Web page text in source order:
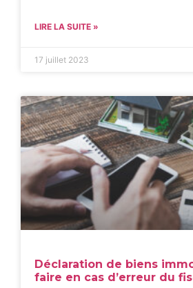
LIRE LA SUITE »
17 juillet 2023
Déclaration de biens
faire en cas d’erreur du